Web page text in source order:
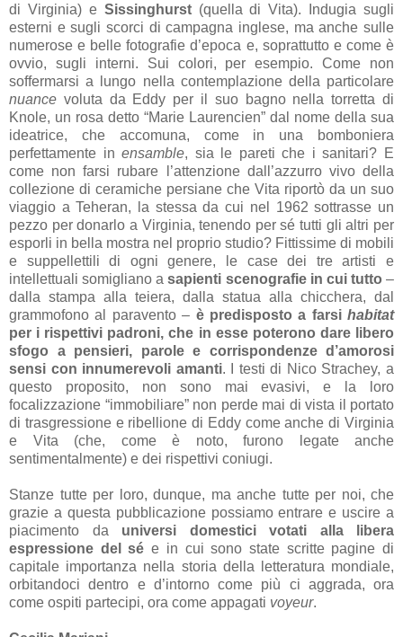
di Virginia) e Sissinghurst(quella di Vita). Indugia sugli
esterni e sugli scorci di campagna inglese, ma anche sulle
numerose e belle fotografie d’epoca e, soprattutto e come è
ovvio, sugli interni. Sui colori, per esempio. Come non
soffermarsi a lungo nella contemplazione della particolare
nuance voluta da Eddy per il suo bagno nella torretta di
Knole, un rosa detto “Marie Laurencien” dal nome della sua
ideatrice, che accomuna, come in una bomboniera
perfettamente inensamble, sia le pareti che i sanitari? E
come non farsi rubare l’attenzione dall’azzurro vivo della
collezione di ceramiche persiane che Vita riportò da un suo
viaggio a Teheran, la stessa da cui nel 1962 sottrasse un
pezzo per donarlo a Virginia, tenendo per sé tutti gli altri per
esporli in bella mostra nel proprio studio? Fittissime di mobili
e suppellettili di ogni genere, le case dei tre artisti e
intellettuali somigliano asapienti scenografie in cui tutto –
dalla stampa alla teiera, dalla statua alla chicchera, dal
grammofono al paravento – è predisposto a farsi habitat
per i rispettivi padroni, che in esse poterono dare libero
sfogo a pensieri, parole e corrispondenze d’amorosi
sensi con innumerevoli amanti. I testi di Nico Strachey, a
questo proposito, non sono mai evasivi, e la loro
focalizzazione “immobiliare” non perde mai di vista il portato
di trasgressione e ribellione di Eddy come anche di Virginia
e Vita (che, come è noto, furono legate anche
sentimentalmente) e dei rispettivi coniugi.
Stanze tutte per loro, dunque, ma anche tutte per noi, che
grazie a questa pubblicazione possiamo entrare e uscire a
piacimento da universi domestici votati alla libera
espressione del sé e in cui sono state scritte pagine di
capitale importanza nella storia della letteratura mondiale,
orbitandoci dentro e d’intorno come più ci aggrada, ora
come ospiti partecipi, ora come appagati voyeur.